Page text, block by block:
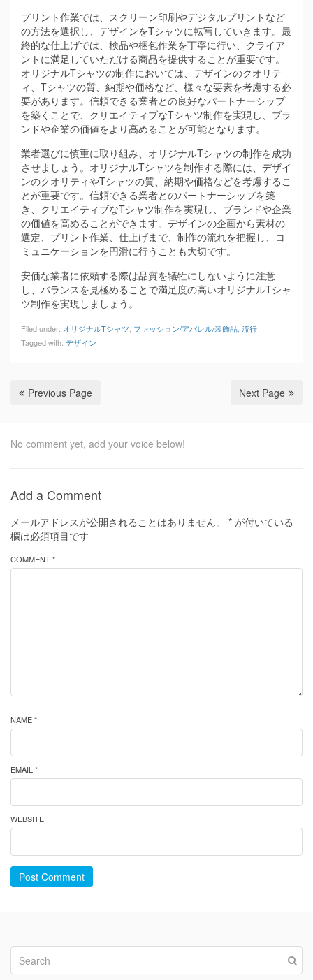
プリント作業では、スクリーン印刷やデジタルプリントなど
の方法を選択し、デザインをTシャツに転写していきます。最
終的な仕上げでは、検品や梱包作業を丁寧に行い、クライア
ントに満足していただける商品を提供することが重要です。
オリジナルTシャツの制作においては、デザインのクオリテ
ィ、Tシャツの質、納期や価格など、様々な要素を考慮する必
要があります。信頼できる業者との良好なパートナーシップ
を築くことで、クリエイティブなTシャツ制作を実現し、ブラ
ンドや企業の価値をより高めることが可能となります。
業者選びに慎重に取り組み、オリジナルTシャツの制作を成功
させましょう。オリジナルTシャツを制作する際には、デザイ
ンのクオリティやTシャツの質、納期や価格などを考慮するこ
とが重要です。信頼できる業者とのパートナーシップを築
き、クリエイティブなTシャツ制作を実現し、ブランドや企業
の価値を高めることができます。デザインの企画から素材の
選定、プリント作業、仕上げまで、制作の流れを把握し、コ
ミュニケーションを円滑に行うことも大切です。
安価な業者に依頼する際は品質を犠牲にしないように注意
し、バランスを見極めることで満足度の高いオリジナルTシャ
ツ制作を実現しましょう。
Filed under: オリジナルTシャツ ファッション/アパレル/装飾品 流行
Tagged with: デザイン
Previous Page Next Page
No comment yet, add your voice below!
Add a Comment
メールアドレスが公開されることはありません。 * が付いている
欄は必須項目です
COMMENT *
NAME *
EMAIL *
WEBSITE
Post Comment